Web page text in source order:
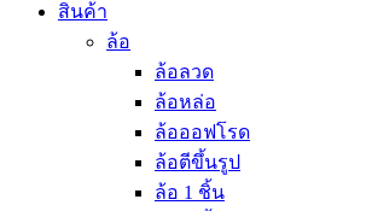
สินค้า
ล้อ
ล้อลวด
ล้อหล่อ
ล้อออฟโรด
ล้อตีขึ้นรูป
ล้อ 1 ชิ้น